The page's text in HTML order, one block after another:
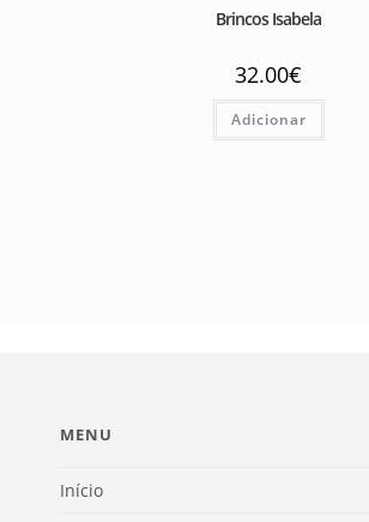
Brincos Isabela
32.00€
Adicionar
MENU
Início